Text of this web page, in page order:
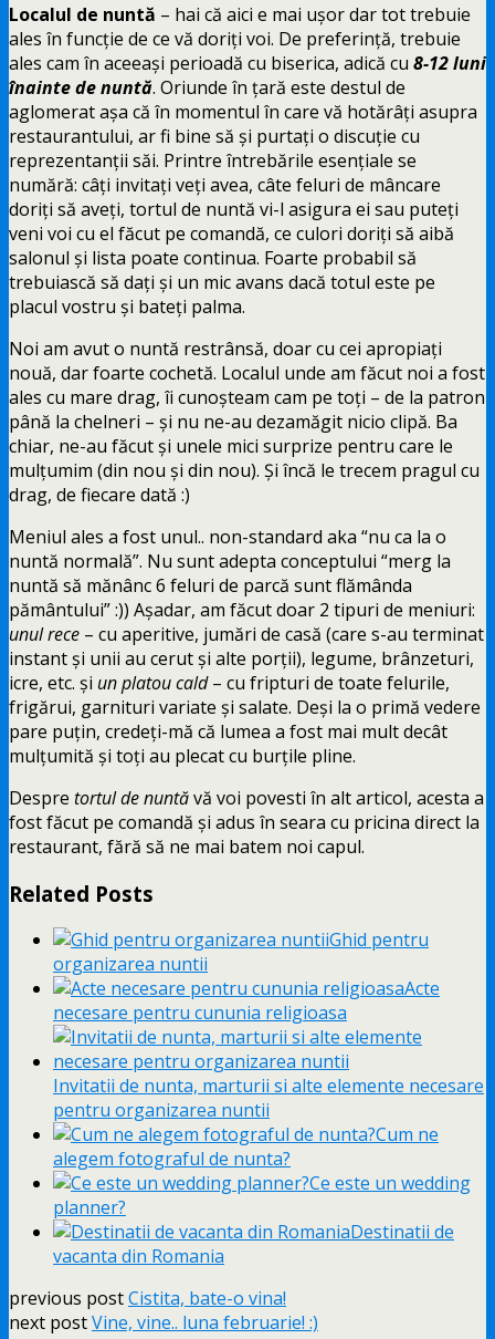
Localul de nuntă – hai că aici e mai ușor dar tot trebuie
ales în funcție de ce vă doriți voi. De preferință, trebuie
ales cam în aceeași perioadă cu biserica, adică cu 8-12 luni
înainte de nuntă. Oriunde în țară este destul de
aglomerat așa că în momentul în care vă hotărâți asupra
restaurantului, ar fi bine să și purtați o discuție cu
reprezentanții săi. Printre întrebările esențiale se
numără: câți invitați veți avea, câte feluri de mâncare
doriți să aveți, tortul de nuntă vi-l asigura ei sau puteți
veni voi cu el făcut pe comandă, ce culori doriți să aibă
salonul și lista poate continua. Foarte probabil să
trebuiască să dați și un mic avans dacă totul este pe
placul vostru și bateți palma.
Noi am avut o nuntă restrânsă, doar cu cei apropiați
nouă, dar foarte cochetă. Localul unde am făcut noi a fost
ales cu mare drag, îi cunoșteam cam pe toți – de la patron
până la chelneri – și nu ne-au dezamăgit nicio clipă. Ba
chiar, ne-au făcut și unele mici surprize pentru care le
mulțumim (din nou și din nou). Și încă le trecem pragul cu
drag, de fiecare dată :)
Meniul ales a fost unul.. non-standard aka “nu ca la o
nuntă normală”. Nu sunt adepta conceptului “merg la
nuntă să mănânc 6 feluri de parcă sunt flămânda
pământului” :)) Așadar, am făcut doar 2 tipuri de meniuri:
unul rece – cu aperitive, jumări de casă (care s-au terminat
instant și unii au cerut și alte porții), legume, brânzeturi,
icre, etc. și un platou cald– cu fripturi de toate felurile,
frigărui, garnituri variate și salate. Deși la o primă vedere
pare puțin, credeți-mă că lumea a fost mai mult decât
mulțumită și toți au plecat cu burțile pline.
Despre tortul de nuntăvă voi povesti în alt articol, acesta a
fost făcut pe comandă și adus în seara cu pricina direct la
restaurant, fără să ne mai batem noi capul.
Related Posts
Ghid pentru
organizarea nuntii
Acte
necesare pentru cununia religioasa
Invitatii de nunta, marturii si alte elemente necesare
pentru organizarea nuntii
Cum ne
alegem fotograful de nunta?
Ce este un wedding
planner?
Destinatii de
vacanta din Romania
previous postCistita, bate-o vina!
next postVine, vine.. luna februarie! :)